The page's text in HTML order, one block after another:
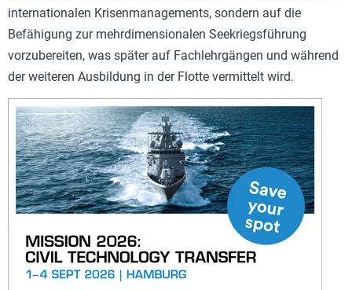
internationalen Krisenmanagements, sondern auf die
Befähigung zur mehrdimensionalen Seekriegsführung
vorzubereiten, was später auf Fachlehrgängen und während
der weiteren Ausbildung in der Flotte vermittelt wird.